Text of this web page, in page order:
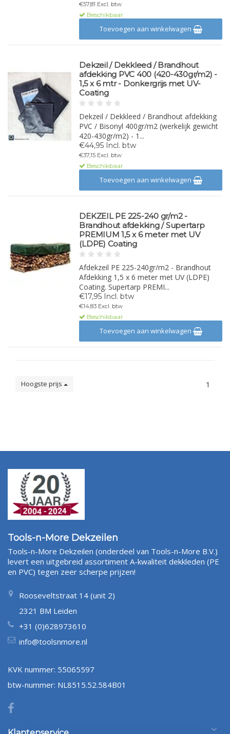
€57,81 Excl. btw
Beschikbaar
Toevoegen aan winkelwagen
Dekzeil / Dekkleed / Brandhout
afdekking PVC 400 (420-430gr/m2) -
1,5 x 6 mtr - Donkergrijs met UV-
Coating
Dekzeil / Dekkleed / Brandhout afdekking
PVC / Bisonyl 400gr/m2 (werkelijk gewicht
420-430gr/m2) - 1...
€44,95 Incl. btw
€37,15 Excl. btw
Beschikbaar
Toevoegen aan winkelwagen
DEKZEIL PE 225-240 gr/m2 -
Brandhout afdekking / Supertarp
PREMIUM 1,5 x 6 meter met UV
(LDPE) Coating
Afdekzeil PE 225-240gr/m2 - Brandhout
Afdekking 1,5 x 6 meter met UV (LDPE)
Coating. Supertarp PREMI...
€17,95 Incl. btw
€14,83 Excl. btw
Beschikbaar
Toevoegen aan winkelwagen
Hoogste prijs 1
Tools-n-More Dekzeilen
Tools-n-More Dekzeilen (onderdeel van Tools-n-More B.V.)
levert een uitgebreid assortiment A-kwaliteit dekkleden (PE
en PVC) tegen zeer scherpe prijzen!
Rooseveltstraat 14 (unit 2)
2321 BM Leiden
+31 (0)628973610
info@toolsnmore.nl
KVK nummer: 55065597
btw-nummer: NL8515.52.584B01